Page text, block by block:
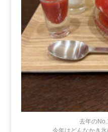
去年の
今年はどんなかき